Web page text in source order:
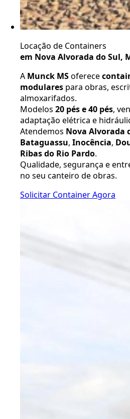
Locação de Containers
em Nova Alvorada do Sul,
A Munck MSoferece
modulares para obras,
almoxarifados.
Modelos 20 pés e 40 pés,
adaptação elétrica e
Atendemos Nova Alvorada
Bataguassu, Inocência,
Ribas do Rio Pardo.
Qualidade, segurança e
no seu canteiro de obras.
Solicitar Container Agora